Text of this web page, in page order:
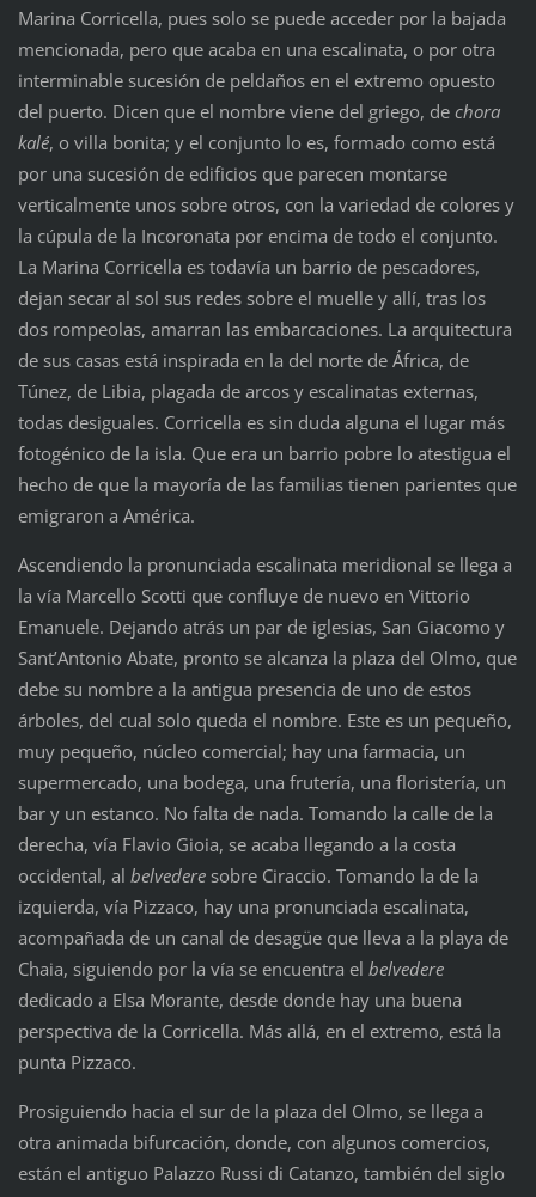
Marina Corricella, pues solo se puede acceder por la bajada
mencionada, pero que acaba en una escalinata, o por otra
interminable sucesión de peldaños en el extremo opuesto
del puerto. Dicen que el nombre viene del griego, de chora
kalé, o villa bonita; y el conjunto lo es, formado como está
por una sucesión de edificios que parecen montarse
verticalmente unos sobre otros, con la variedad de colores y
la cúpula de la Incoronata por encima de todo el conjunto.
La Marina Corricella es todavía un barrio de pescadores,
dejan secar al sol sus redes sobre el muelle y allí, tras los
dos rompeolas, amarran las embarcaciones. La arquitectura
de sus casas está inspirada en la del norte de África, de
Túnez, de Libia, plagada de arcos y escalinatas externas,
todas desiguales. Corricella es sin duda alguna el lugar más
fotogénico de la isla. Que era un barrio pobre lo atestigua el
hecho de que la mayoría de las familias tienen parientes que
emigraron a América.
Ascendiendo la pronunciada escalinata meridional se llega a
la vía Marcello Scotti que confluye de nuevo en Vittorio
Emanuele. Dejando atrás un par de iglesias, San Giacomo y
Sant’Antonio Abate, pronto se alcanza la plaza del Olmo, que
debe su nombre a la antigua presencia de uno de estos
árboles, del cual solo queda el nombre. Este es un pequeño,
muy pequeño, núcleo comercial; hay una farmacia, un
supermercado, una bodega, una frutería, una floristería, un
bar y un estanco. No falta de nada. Tomando la calle de la
derecha, vía Flavio Gioia, se acaba llegando a la costa
occidental, al belvederesobre Ciraccio. Tomando la de la
izquierda, vía Pizzaco, hay una pronunciada escalinata,
acompañada de un canal de desagüe que lleva a la playa de
Chaia, siguiendo por la vía se encuentra el belvedere
dedicado a Elsa Morante, desde donde hay una buena
perspectiva de la Corricella. Más allá, en el extremo, está la
punta Pizzaco.
Prosiguiendo hacia el sur de la plaza del Olmo, se llega a
otra animada bifurcación, donde, con algunos comercios,
están el antiguo Palazzo Russi di Catanzo, también del siglo